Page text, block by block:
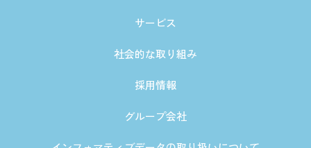
サービス
社会的な取り組み
採用情報
グループ会社